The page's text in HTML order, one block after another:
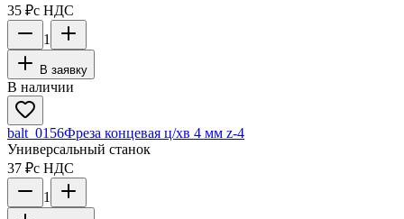
35 ₽с НДС
1
В заявку
В наличии
balt_0156Фреза концевая ц/хв 4 мм z-4
Универсальный станок
37 ₽с НДС
1